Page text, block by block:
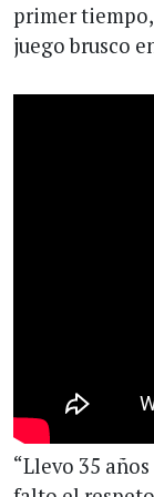
primer tiempo,
juego brusco
“Llevo 35